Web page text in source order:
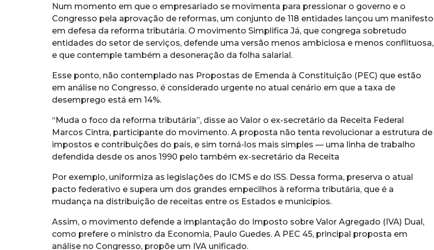
Num momento em que o empresariado se movimenta para pressionar o governo e o
Congresso pela aprovação de reformas, um conjunto de 118 entidades lançou um manifesto
em defesa da reforma tributária. O movimento Simplifica Já, que congrega sobretudo
entidades do setor de serviços, defende uma versão menos ambiciosa e menos conflituosa,
e que contemple também a desoneração da folha salarial.
Esse ponto, não contemplado nas Propostas de Emenda à Constituição (PEC) que estão
em análise no Congresso, é considerado urgente no atual cenário em que a taxa de
desemprego está em 14%.
“Muda o foco da reforma tributária”, disse ao Valor o ex-secretário da Receita Federal
Marcos Cintra, participante do movimento. A proposta não tenta revolucionar a estrutura de
impostos e contribuições do país, e sim torná-los mais simples — uma linha de trabalho
defendida desde os anos 1990 pelo também ex-secretário da Receita
Por exemplo, uniformiza as legislações do ICMS e do ISS. Dessa forma, preserva o atual
pacto federativo e supera um dos grandes empecilhos à reforma tributária, que é a
mudança na distribuição de receitas entre os Estados e municípios.
Assim, o movimento defende a implantação do Imposto sobre Valor Agregado (IVA) Dual,
como prefere o ministro da Economia, Paulo Guedes. A PEC 45, principal proposta em
análise no Congresso, propõe um IVA unificado.